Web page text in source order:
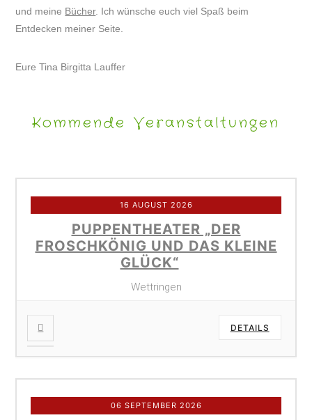
und meine Bücher. Ich wünsche euch viel Spaß beim
Entdecken meiner Seite.
Eure Tina Birgitta Lauffer
Kommende Veranstaltungen
16 AUGUST 2026
PUPPENTHEATER „DER
FROSCHKÖNIG UND DAS KLEINE
GLÜCK“
Wettringen
DETAILS
06 SEPTEMBER 2026